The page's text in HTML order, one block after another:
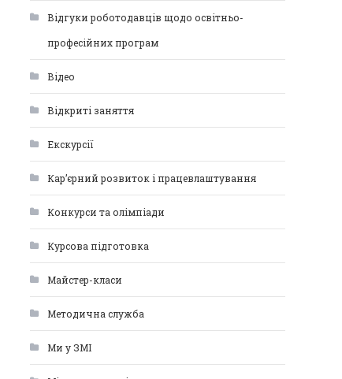
Відгуки роботодавців щодо освітньо-
професійних програм
Відео
Відкриті заняття
Екскурсії
Кар’єрний розвиток і працевлаштування
Конкурси та олімпіади
Курсова підготовка
Майстер-класи
Методична служба
Ми у ЗМІ